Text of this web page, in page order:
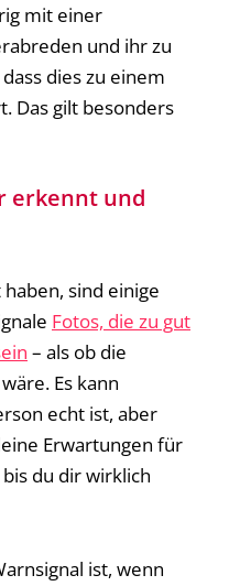
mit einer
und ihr zu
dies zu einem
Das gilt besonders
erkennt und
sind einige
Fotos, die zu gut
– als ob die
Es kann
echt ist, aber
Erwartungen für
du dir wirklich
ist, wenn